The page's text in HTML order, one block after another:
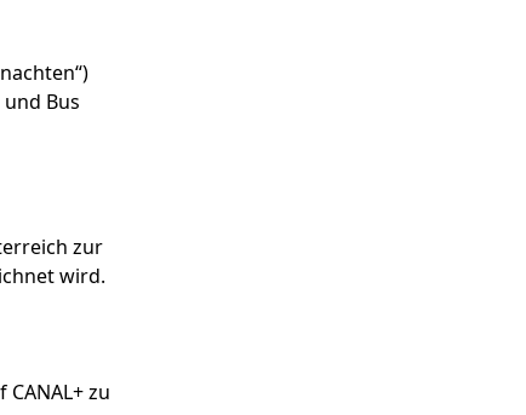
Bus
zur
wird.
zu